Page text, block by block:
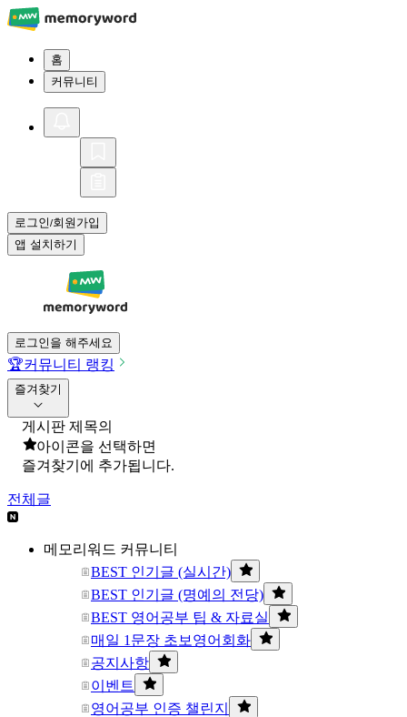
홈
커뮤니티
로그인/회원가입
앱 설치하기
로그인을 해주세요
🏆커뮤니티 랭킹
즐겨찾기
게시판 제목의
아이콘을 선택하면
즐겨찾기에 추가됩니다.
전체글
메모리워드 커뮤니티
BEST 인기글 (실시간)
BEST 인기글 (명예의 전당)
BEST 영어공부 팁 & 자료실
매일 1문장 초보영어회화
공지사항
이벤트
영어공부 인증 챌린지